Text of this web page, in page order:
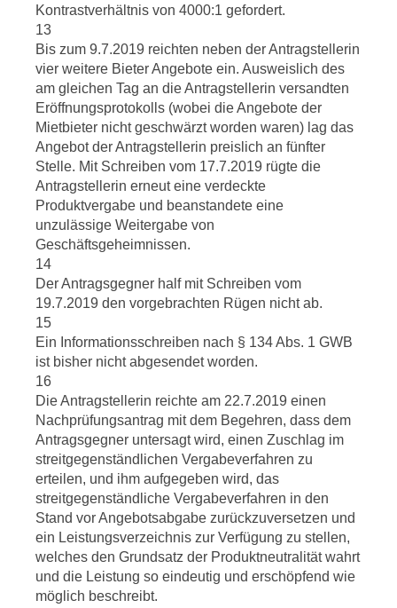
Kontrastverhältnis von 4000:1 gefordert.
13
Bis zum 9.7.2019 reichten neben der Antragstellerin
vier weitere Bieter Angebote ein. Ausweislich des
am gleichen Tag an die Antragstellerin versandten
Eröffnungsprotokolls (wobei die Angebote der
Mietbieter nicht geschwärzt worden waren) lag das
Angebot der Antragstellerin preislich an fünfter
Stelle. Mit Schreiben vom 17.7.2019 rügte die
Antragstellerin erneut eine verdeckte
Produktvergabe und beanstandete eine
unzulässige Weitergabe von
Geschäftsgeheimnissen.
14
Der Antragsgegner half mit Schreiben vom
19.7.2019 den vorgebrachten Rügen nicht ab.
15
Ein Informationsschreiben nach § 134 Abs. 1 GWB
ist bisher nicht abgesendet worden.
16
Die Antragstellerin reichte am 22.7.2019 einen
Nachprüfungsantrag mit dem Begehren, dass dem
Antragsgegner untersagt wird, einen Zuschlag im
streitgegenständlichen Vergabeverfahren zu
erteilen, und ihm aufgegeben wird, das
streitgegenständliche Vergabeverfahren in den
Stand vor Angebotsabgabe zurückzuversetzen und
ein Leistungsverzeichnis zur Verfügung zu stellen,
welches den Grundsatz der Produktneutralität wahrt
und die Leistung so eindeutig und erschöpfend wie
möglich beschreibt.